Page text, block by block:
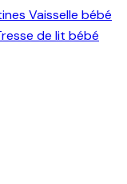
Vaisselle bébé
de lit bébé